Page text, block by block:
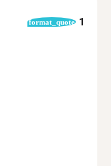
format_quote 1